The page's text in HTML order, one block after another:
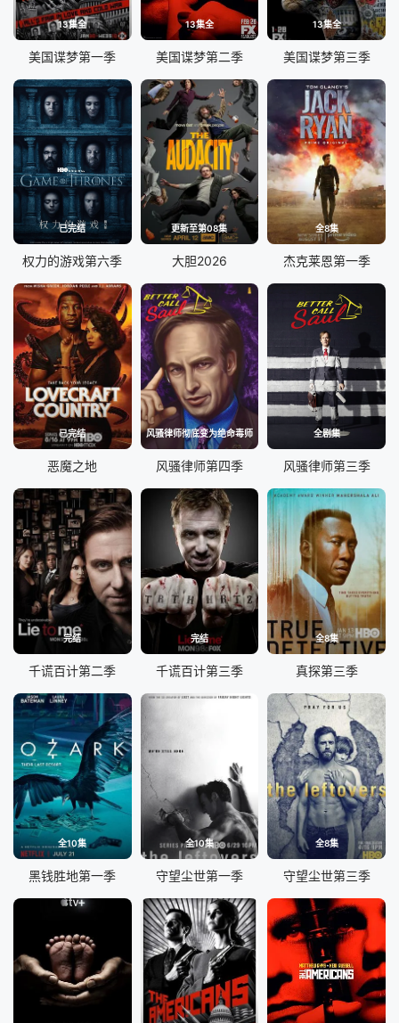
13集全
美国谍梦第一季
13集全
美国谍梦第二季
13集全
美国谍梦第三季
已完结
权力的游戏第六季
更新至第08集
大胆2026
全8集
杰克莱恩第一季
已完结
恶魔之地
风骚律师彻底变为绝命毒师
风骚律师第四季
全剧集
风骚律师第三季
完结
千谎百计第二季
完结
千谎百计第三季
全8集
真探第三季
全10集
黑钱胜地第一季
全10集
守望尘世第一季
全8集
守望尘世第三季